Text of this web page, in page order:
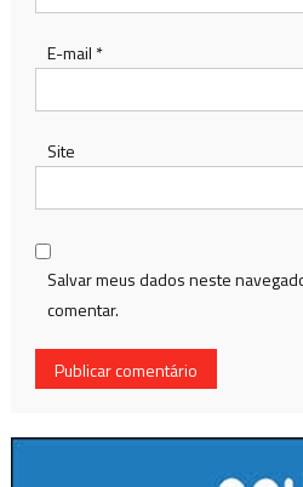
E-mail *
Site
Salvar meus dados neste
comentar.